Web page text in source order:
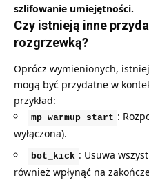
szlifowanie umiejętności.
Czy istnieją inne
rozgrzewką?
Oprócz wymienionych,
mogą być przydatne w
przykład:
mp_warmup_start :
wyłączona).
bot_kick : Usuwa
również wpłynąć na